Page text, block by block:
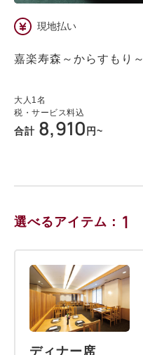
現地払い
嘉楽寿森～からすもり～
大人 1名
税・サービス料込
合計 8,910 円~
選べるアイテム： 1
ディナー席